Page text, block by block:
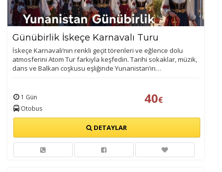
Günübirlik İskeçe Karnavalı Turu
İskeçe Karnavalı’nın renkli geçit törenleri ve eğlence dolu
atmosferini Atom Tur farkıyla keşfedin. Tarihi sokaklar, müzik,
dans ve Balkan coşkusu eşliğinde Yunanistan’ın…
1 Gün
Otobus
40€
DETAYLAR